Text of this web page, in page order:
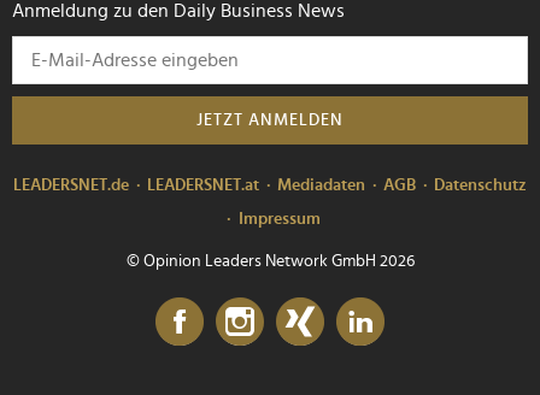
Anmeldung zu den Daily Business News
JETZT ANMELDEN
LEADERSNET.de LEADERSNET.at Mediadaten AGB
Datenschutz
Impressum
© Opinion Leaders Network GmbH 2026